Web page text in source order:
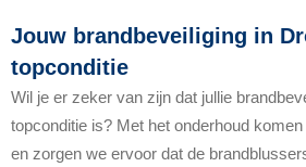
Jouw brandbeveiliging in
topconditie
Wil je er zeker van zijn dat jullie
topconditie is? Met het onderhoud
en zorgen we ervoor dat de